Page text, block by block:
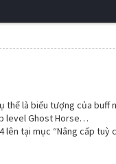
thể là biểu tượng của buff
level Ghost Horse…
tại mục “Nâng cấp tuỳ